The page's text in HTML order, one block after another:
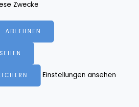
Zwecke
ABLEHNEN
Einstellungen ansehen